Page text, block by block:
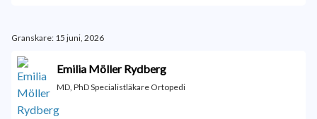
Granskare: 15 juni, 2026
Emilia Möller Rydberg
MD, PhD Specialistläkare Ortopedi